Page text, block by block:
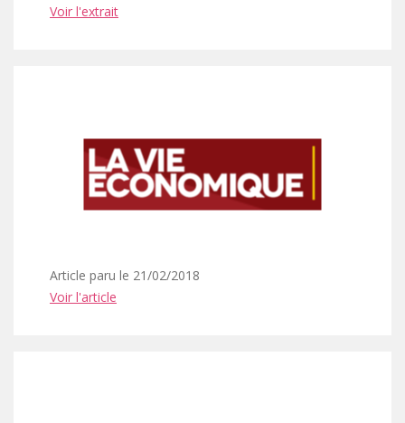
Voir l'extrait
Article paru le 21/02/2018
Voir l'article